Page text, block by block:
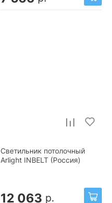
Светильник потолочный
Arlight INBELT (Россия)
12 063 р.